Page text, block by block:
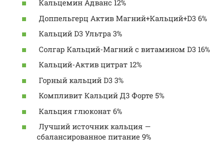
Кальцемин Адванс 12%
Доппельгерц Aктив Магний+Кальций+D3 6%
Кальций D3 Ультра 3%
Солгар Кальций-Магний с витамином D3 16%
Кальций-Актив цитрат 12%
Горный кальций D3 3%
Компливит Кальций Д3 Форте 5%
Кальция глюконат 6%
Лучший источник кальция —
сбалансированное питание 9%